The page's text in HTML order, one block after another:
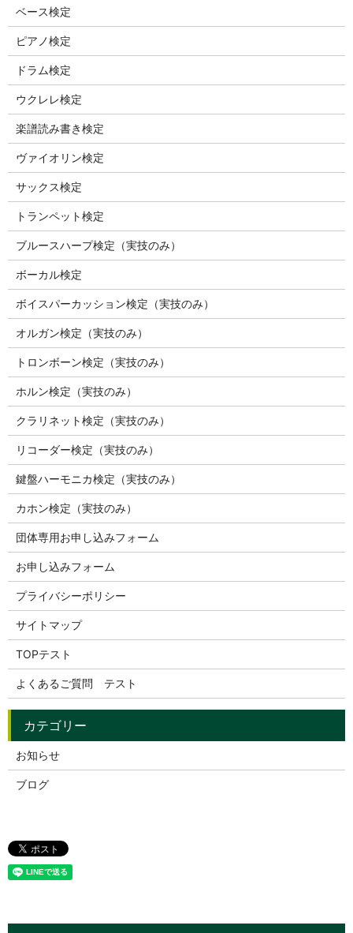
ベース検定
ピアノ検定
ドラム検定
ウクレレ検定
楽譜読み書き検定
ヴァイオリン検定
サックス検定
トランペット検定
ブルースハープ検定（実技のみ）
ボーカル検定
ボイスパーカッション検定（実技のみ）
オルガン検定（実技のみ）
トロンボーン検定（実技のみ）
ホルン検定（実技のみ）
クラリネット検定（実技のみ）
リコーダー検定（実技のみ）
鍵盤ハーモニカ検定（実技のみ）
カホン検定（実技のみ）
団体専用お申し込みフォーム
お申し込みフォーム
プライバシーポリシー
サイトマップ
TOPテスト
よくあるご質問 テスト
お知らせ
ブログ